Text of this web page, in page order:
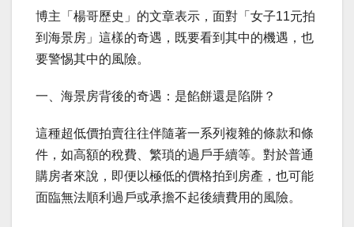
博主「楊哥歷史」的文章表示，面對「女子11元拍
到海景房」這樣的奇遇，既要看到其中的機遇，也
要警惕其中的風險。
一、海景房背後的奇遇：是餡餅還是陷阱？
這種超低價拍賣往往伴隨著一系列複雜的條款和條
件，如高額的稅費、繁瑣的過戶手續等。對於普通
購房者來說，即便以極低的價格拍到房產，也可能
面臨無法順利過戶或承擔不起後續費用的風險。